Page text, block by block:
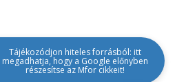
Tájékozódjon hiteles forrásból: itt
megadhatja, hogy a Google előnyben
részesítse az Mfor cikkeit!